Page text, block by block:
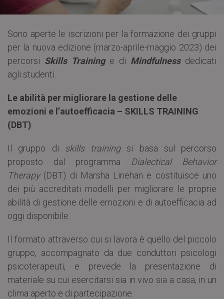
Sono aperte le iscrizioni per la formazione dei gruppi
per la nuova edizione (marzo-aprile-maggio 2023) dei
percorsi Skills Traininge di Mindfulnessdedicati
agli studenti.
Le abilità per migliorare la gestione delle
emozioni e l’autoefficacia – SKILLS TRAINING
(DBT)
Il gruppo di skills trainingsi basa sul percorso
proposto dal programma Dialectical Behavior
Therapy(DBT) di Marsha Linehan e costituisce uno
dei più accreditati modelli per migliorare le proprie
abilità di gestione delle emozioni e di autoefficacia ad
oggi disponibile.
Il formato attraverso cui si lavora è quello del piccolo
gruppo, accompagnato da due conduttori psicologi
psicoterapeuti, e prevede la presentazione di
materiale su cui esercitarsi sia in vivo sia a casa, in un
clima aperto e di partecipazione.